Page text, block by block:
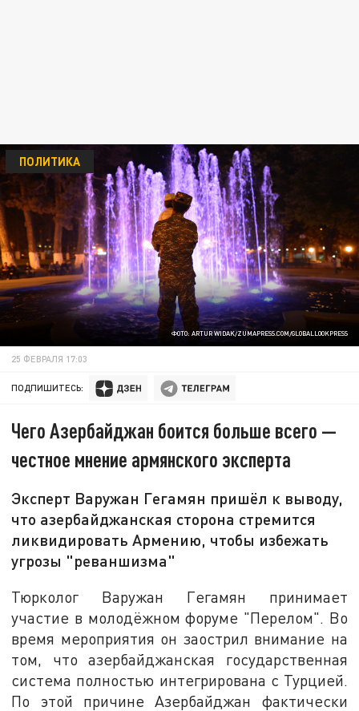
ФОТО: ARTUR WIDAK/ZUMAPRESS.COM/GLOBALLOOKPRESS
ПОЛИТИКА
25 ФЕВРАЛЯ 17:03
ПОДПИШИТЕСЬ:
Чего Азербайджан боится больше всего —
честное мнение армянского эксперта
Эксперт Варужан Гегамян пришёл к выводу,
что азербайджанская сторона стремится
ликвидировать Армению, чтобы избежать
угрозы "реваншизма"
Тюрколог Варужан Гегамян принимает
участие в молодёжном форуме "Перелом". Во
время мероприятия он заострил внимание на
том, что азербайджанская государственная
система полностью интегрирована с Турцией.
По этой причине Азербайджан фактически